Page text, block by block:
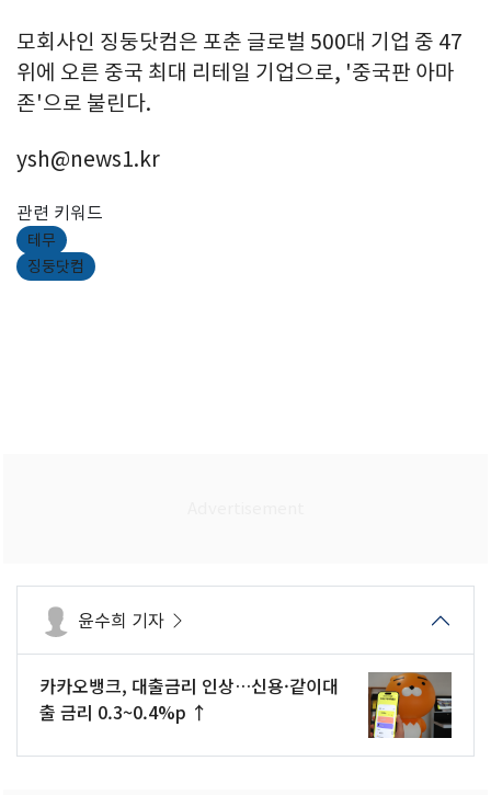
모회사인 징둥닷컴은 포춘 글로벌 500대 기업 중 47
위에 오른 중국 최대 리테일 기업으로, '중국판 아마
존'으로 불린다.
ysh@news1.kr
관련 키워드
테무
징둥닷컴
윤수희 기자
카카오뱅크, 대출금리 인상…신용·같이대
출 금리 0.3~0.4%p ↑